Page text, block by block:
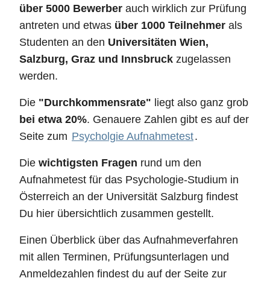
über 5000 Bewerber auch wirklich zur Prüfung
antreten und etwas über 1000 Teilnehmer als
Studenten an den Universitäten Wien,
Salzburg, Graz und Innsbruck zugelassen
werden.
Die "Durchkommensrate" liegt also ganz grob
bei etwa 20%. Genauere Zahlen gibt es auf der
Seite zum Psycholgie Aufnahmetest.
Die wichtigsten Fragen rund um den
Aufnahmetest für das Psychologie-Studium in
Österreich an der Universität Salzburg findest
Du hier übersichtlich zusammen gestellt.
Einen Überblick über das Aufnahmeverfahren
mit allen Terminen, Prüfungsunterlagen und
Anmeldezahlen findest du auf der Seite zur